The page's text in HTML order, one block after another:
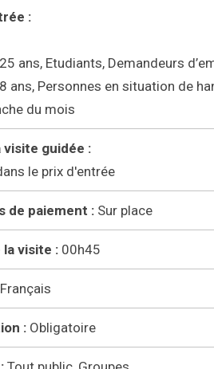
:
ans, Etudiants, Demandeurs
ans, Personnes en situation de
du mois
visite guidée :
le prix d'entrée
de paiement : Sur place
la visite : 00h45
Français
: Obligatoire